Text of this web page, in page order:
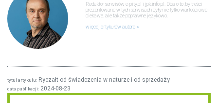
Redaktor serwisów e-pity.pl i jpk.info.pl. Dba o to, by treści
prezentowane w tych serwisach były nie tylko wartościowe i
ciekawe, ale także poprawne językowo.
więcej artykułów autora
tytuł artykułu: Ryczałt od świadczenia w naturze i od sprzedaży
data publikacji: 2024-08-23